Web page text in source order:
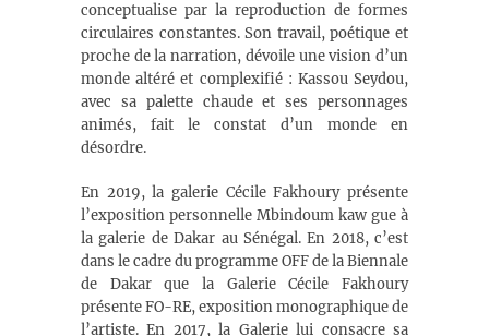
conceptualise par la reproduction de formes
circulaires constantes. Son travail, poétique et
proche de la narration, dévoile une vision d’un
monde altéré et complexifié : Kassou Seydou,
avec sa palette chaude et ses personnages
animés, fait le constat d’un monde en
désordre.
En 2019, la galerie Cécile Fakhoury présente
l’exposition personnelle Mbindoum kaw gue à
la galerie de Dakar au Sénégal. En 2018, c’est
dans le cadre du programme OFF de la Biennale
de Dakar que la Galerie Cécile Fakhoury
présente FO-RE, exposition monographique de
l’artiste. En 2017, la Galerie lui consacre sa